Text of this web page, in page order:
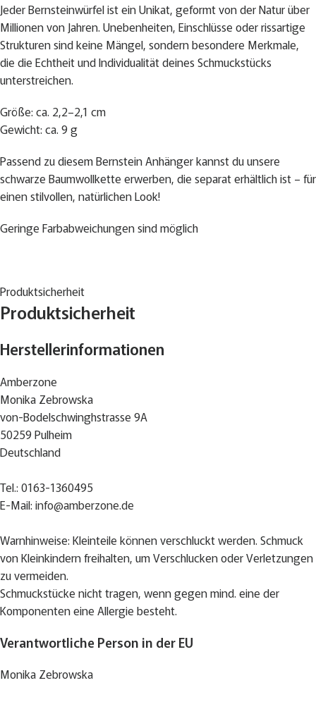
Jeder Bernsteinwürfel ist ein Unikat, geformt von der Natur über
Millionen von Jahren. Unebenheiten, Einschlüsse oder rissartige
Strukturen sind keine Mängel, sondern besondere Merkmale,
die die Echtheit und Individualität deines Schmuckstücks
unterstreichen.
Größe: ca. 2,2–2,1 cm
Gewicht: ca. 9 g
Passend zu diesem Bernstein Anhänger kannst du unsere
schwarze Baumwollkette erwerben, die separat erhältlich ist – für
einen stilvollen, natürlichen Look!
Geringe Farbabweichungen sind möglich
Produktsicherheit
Produktsicherheit
Herstellerinformationen
Amberzone
Monika Zebrowska
von-Bodelschwinghstrasse 9A
50259 Pulheim
Deutschland
Tel.: 0163-1360495
E-Mail: info@amberzone.de
Warnhinweise: Kleinteile können verschluckt werden. Schmuck
von Kleinkindern freihalten, um Verschlucken oder Verletzungen
zu vermeiden.
Schmuckstücke nicht tragen, wenn gegen mind. eine der
Komponenten eine Allergie besteht.
Verantwortliche Person in der EU
Monika Zebrowska